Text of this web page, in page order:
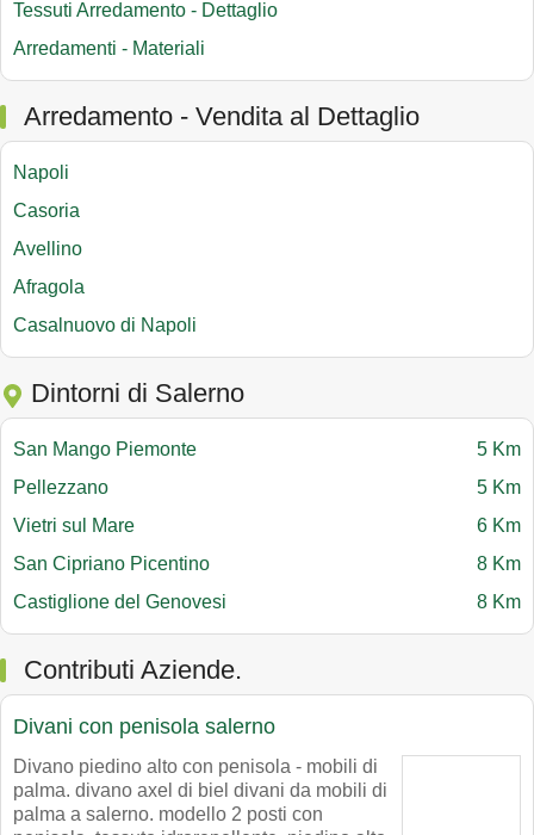
Tessuti Arredamento - Dettaglio
Arredamenti - Materiali
Arredamento - Vendita al Dettaglio
Napoli
Casoria
Avellino
Afragola
Casalnuovo di Napoli
Dintorni di Salerno
San Mango Piemonte
5 Km
Pellezzano
5 Km
Vietri sul Mare
6 Km
San Cipriano Picentino
8 Km
Castiglione del Genovesi
8 Km
Contributi Aziende.
Divani con penisola salerno
Divano piedino alto con penisola - mobili di
palma. divano axel di biel divani da mobili di
palma a salerno. modello 2 posti con